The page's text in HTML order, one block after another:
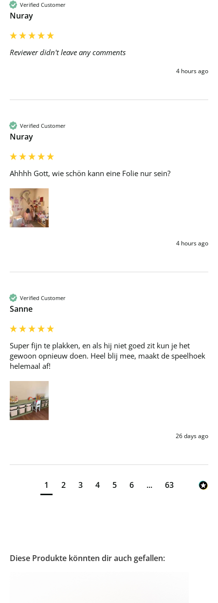
Verified Customer
Nuray
Reviewer didn't leave any comments
4 hours ago
Verified Customer
Nuray
Ahhhh Gott, wie schön kann eine Folie nur sein?
4 hours ago
Verified Customer
Sanne
Super fijn te plakken, en als hij niet goed zit kun je het
gewoon opnieuw doen. Heel blij mee, maakt de speelhoek
helemaal af!
26 days ago
1 2 3 4 5 6 ... 63
Diese Produkte könnten dir auch gefallen: